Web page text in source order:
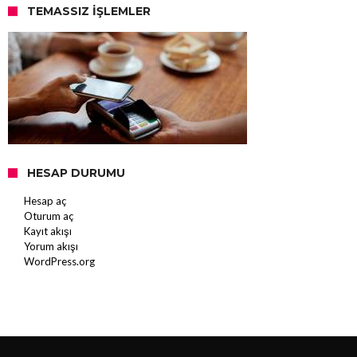
TEMASSIZ İŞLEMLER
HESAP DURUMU
Hesap aç
Oturum aç
Kayıt akışı
Yorum akışı
WordPress.org